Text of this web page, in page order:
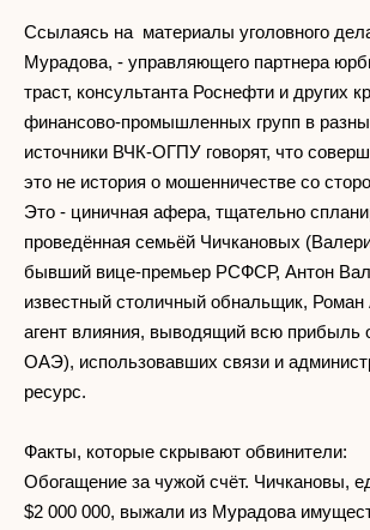
Ссылаясь на материалы уголовного
Мурадова, - управляющего партнера
траст, консультанта Роснефти и других
финансово-промышленных групп в
источники ВЧК-ОГПУ говорят, что
это не история о мошенничестве со
Это - циничная афера, тщательно
проведённая семьёй Чичкановых
бывший вице-премьер РСФСР, Антон
известный столичный обнальщик, Роман
агент влияния, выводящий всю прибыль
ОАЭ), использовавших связи и
ресурс.
Факты, которые скрывают обвинители:
Обогащение за чужой счёт. Чичкановы,
$2 000 000, выжали из Мурадова